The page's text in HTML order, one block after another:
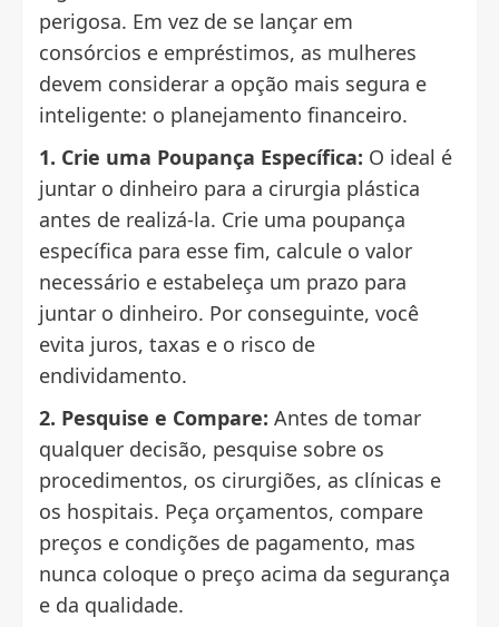
perigosa. Em vez de se lançar em
consórcios e empréstimos, as mulheres
devem considerar a opção mais segura e
inteligente: o planejamento financeiro.
1. Crie uma Poupança Específica: O ideal é
juntar o dinheiro para a cirurgia plástica
antes de realizá-la. Crie uma poupança
específica para esse fim, calcule o valor
necessário e estabeleça um prazo para
juntar o dinheiro. Por conseguinte, você
evita juros, taxas e o risco de
endividamento.
2. Pesquise e Compare: Antes de tomar
qualquer decisão, pesquise sobre os
procedimentos, os cirurgiões, as clínicas e
os hospitais. Peça orçamentos, compare
preços e condições de pagamento, mas
nunca coloque o preço acima da segurança
e da qualidade.